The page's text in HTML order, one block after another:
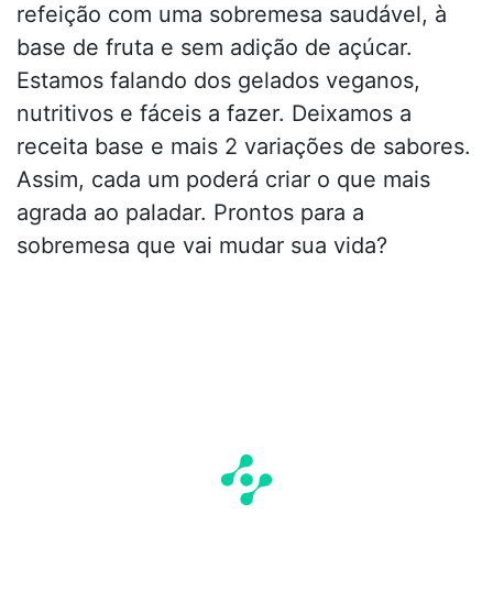
refeição com uma sobremesa saudável, à
base de fruta e sem adição de açúcar.
Estamos falando dos gelados veganos,
nutritivos e fáceis a fazer. Deixamos a
receita base e mais 2 variações de sabores.
Assim, cada um poderá criar o que mais
agrada ao paladar. Prontos para a
sobremesa que vai mudar sua vida?